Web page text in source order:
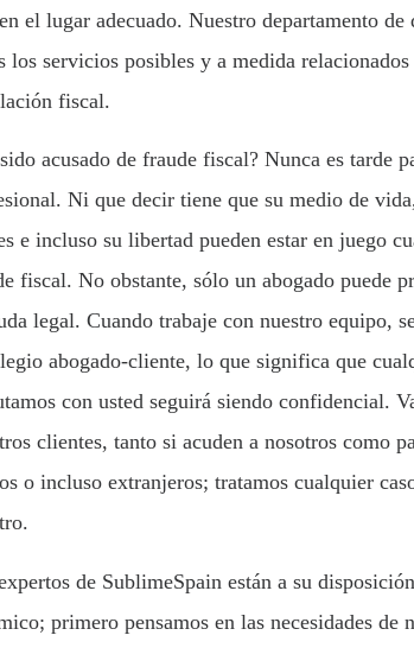
el lugar adecuado. Nuestro departamento
los servicios posibles y a medida
fiscal.
acusado de fraude fiscal? Nunca es tarde
Ni que decir tiene que su medio de
e incluso su libertad pueden estar en juego
fiscal. No obstante, sólo un abogado puede
legal. Cuando trabaje con nuestro equipo,
abogado-cliente, lo que significa que
con usted seguirá siendo confidencial.
clientes, tanto si acuden a nosotros como
o incluso extranjeros; tratamos cualquier
de SublimeSpain están a su
primero pensamos en las necesidades de